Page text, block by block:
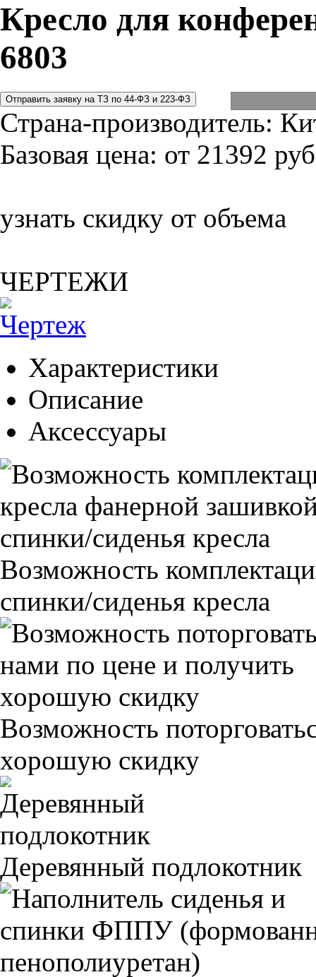
Кресло для
6803
Страна-производитель:
Базовая цена: от 21392
узнать скидку от объема
ЧЕРТЕЖИ
Характеристики
Описание
Аксессуары
Возможность
спинки/сиденья кресла
Возможность
хорошую скидку
Деревянный подлокотник